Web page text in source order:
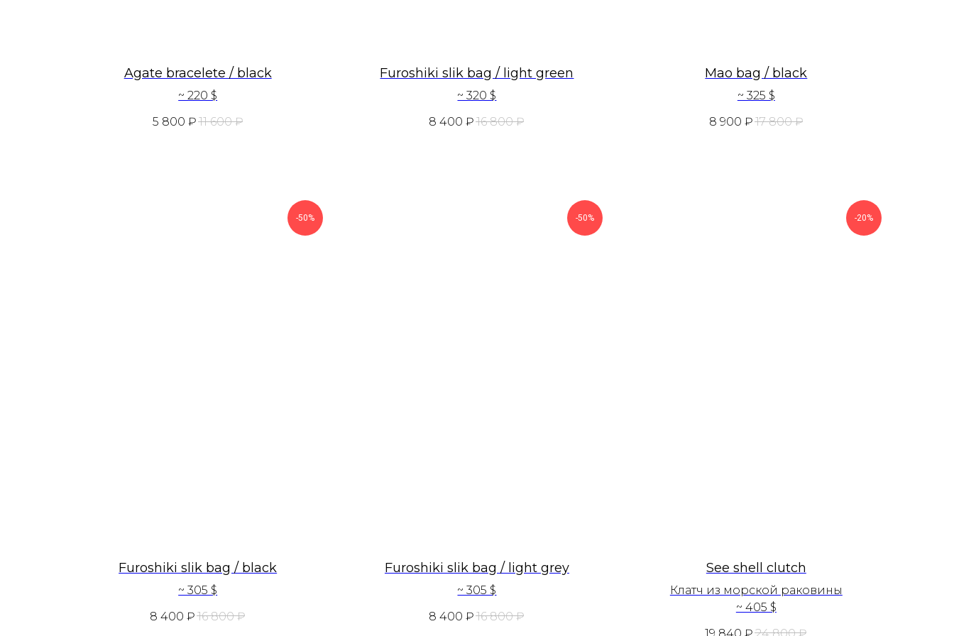
Agate bracelete / black
~ 220 $
5 800 ₽11 600 ₽
Furoshiki slik bag / light green
~ 320 $
8 400 ₽ 16 800 ₽
Mao bag / black
~ 325 $
8 900 ₽ 17 800 ₽
-50%
Furoshiki slik bag / black
~ 305 $
8 400 ₽ 16 800 ₽
-50%
Furoshiki slik bag / light grey
~ 305 $
8 400 ₽ 16 800 ₽
-20%
See shell clutch
Клатч из морской раковины
~ 405 $
19 840 ₽ 24 800 ₽